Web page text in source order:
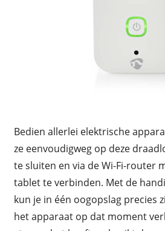
Bedien allerlei elektrische
ze eenvoudigweg op deze
te sluiten en via de Wi-Fi-router
tablet te verbinden. Met de
kun je in één oogopslag precies
het apparaat op dat moment